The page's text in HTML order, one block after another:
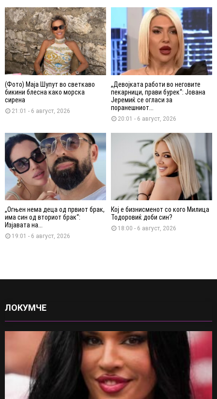
(Фото) Маја Шупут во светкаво
бикини блесна како морска
сирена
21:01 - 6 август, 2026
„Девојката работи во неговите
пекарници, прави бурек“: Јована
Јеремиќ се огласи за
поранешниот...
20:01 - 6 август, 2026
„Огњен нема деца од првиот брак,
има син од вториот брак“:
Изјавата на...
19:01 - 6 август, 2026
Кој е бизнисменот со кого Милица
Тодоровиќ доби син?
18:00 - 6 август, 2026
ЛОКУМЧЕ